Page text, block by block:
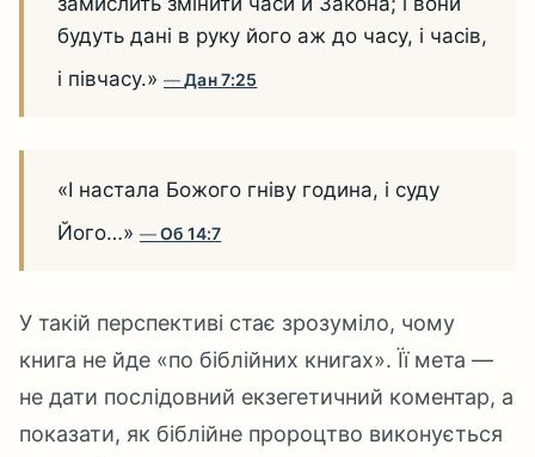
будуть дані в руку його аж до часу, і часів,
і півчасу.»
Дан 7:25
«І настала Божого гніву година, і суду
Його…»
Об 14:7
У такій перспективі стає зрозуміло, чому
книга не йде «по біблійних книгах». Її мета —
не дати послідовний екзегетичний коментар, а
показати, як біблійне пророцтво виконується